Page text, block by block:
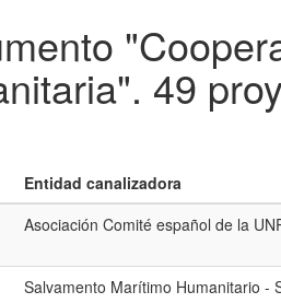
49
Entidad canalizadora
Asociación Comité español de la
Salvamento Marítimo Humanitario -